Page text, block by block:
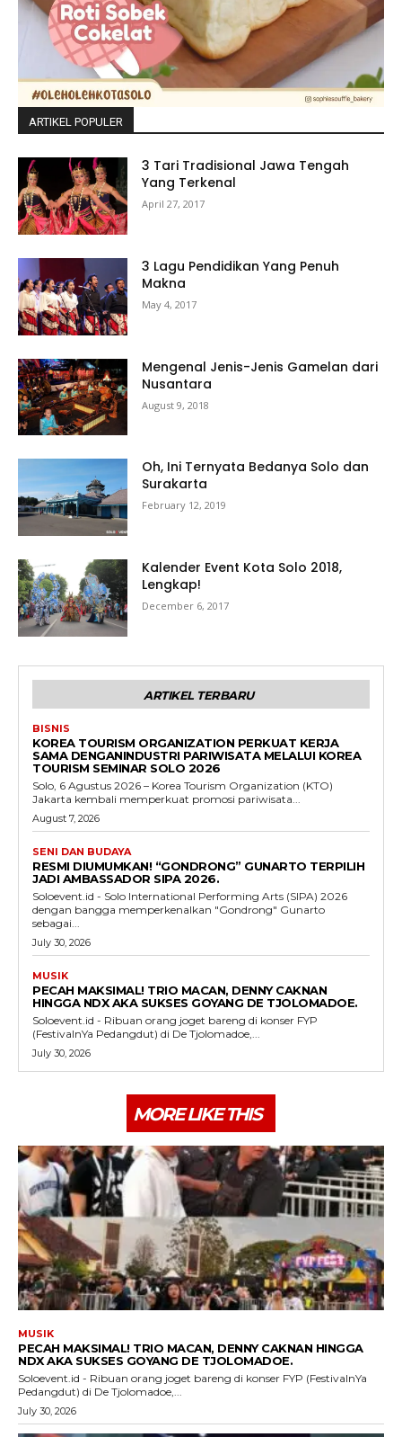
ARTIKEL POPULER
3 Tari Tradisional Jawa Tengah
Yang Terkenal
April 27, 2017
3 Lagu Pendidikan Yang Penuh
Makna
May 4, 2017
Mengenal Jenis-Jenis Gamelan dari
Nusantara
August 9, 2018
Oh, Ini Ternyata Bedanya Solo dan
Surakarta
February 12, 2019
Kalender Event Kota Solo 2018,
Lengkap!
December 6, 2017
ARTIKEL TERBARU
BISNIS
KOREA TOURISM ORGANIZATION PERKUAT KERJA
SAMA DENGANINDUSTRI PARIWISATA MELALUI KOREA
TOURISM SEMINAR SOLO 2026
Solo, 6 Agustus 2026 – Korea Tourism Organization (KTO)
Jakarta kembali memperkuat promosi pariwisata...
August 7, 2026
SENI DAN BUDAYA
RESMI DIUMUMKAN! “GONDRONG” GUNARTO TERPILIH
JADI AMBASSADOR SIPA 2026.
Soloevent.id - Solo International Performing Arts (SIPA) 2026
dengan bangga memperkenalkan "Gondrong" Gunarto
sebagai...
July 30, 2026
MUSIK
PECAH MAKSIMAL! TRIO MACAN, DENNY CAKNAN
HINGGA NDX AKA SUKSES GOYANG DE TJOLOMADOE.
Soloevent.id - Ribuan orang joget bareng di konser FYP
(FestivalnYa Pedangdut) di De Tjolomadoe,...
July 30, 2026
MORE LIKE THIS
MUSIK
PECAH MAKSIMAL! TRIO MACAN, DENNY CAKNAN HINGGA
NDX AKA SUKSES GOYANG DE TJOLOMADOE.
Soloevent.id - Ribuan orang joget bareng di konser FYP (FestivalnYa
Pedangdut) di De Tjolomadoe,...
July 30, 2026